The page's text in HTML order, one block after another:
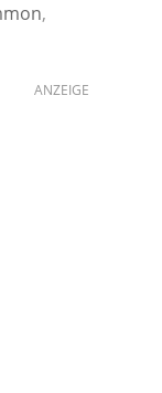
,
ANZEIGE